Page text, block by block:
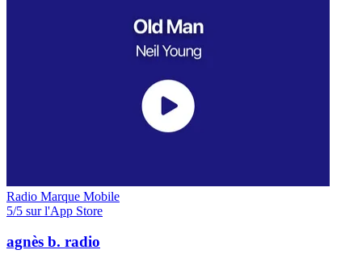
Radio Marque Mobile
5/5 sur l'App Store
agnès b. radio